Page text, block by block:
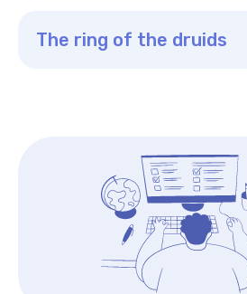
The ring of the druids